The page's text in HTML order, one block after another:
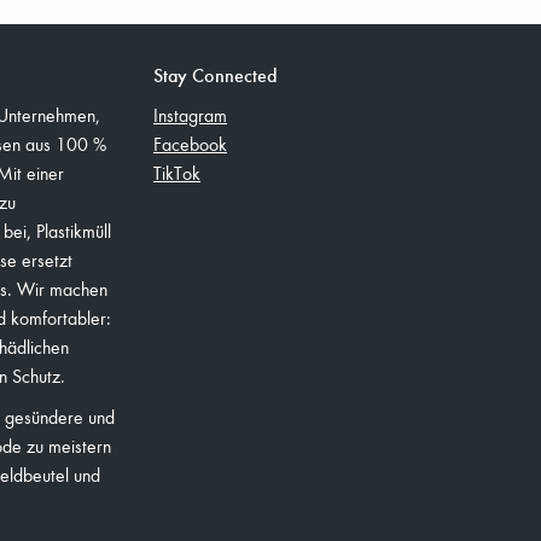
aus 100 %
einer
Plastikmüll
ersetzt
Wir machen
komfortabler:
Schutz.
und
zu meistern
und
Stay Connected
Instagram
Facebook
TikTok